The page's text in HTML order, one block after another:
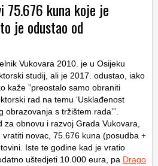
75.676 kuna koje je
je odustao od
Vukovara 2010. je u Osijeku
studij, ali je 2017. odustao, iako
kaže ”preostalo samo obraniti
rad na temu ‘Usklađenost
obrazovanja s tržištem rada’”.
obnovu i razvoj Grada Vukovara,
novac, 75.676 kuna (posudba +
Iste te godine kad je vratio
uštedjeti 10.000 eura, pa Drago